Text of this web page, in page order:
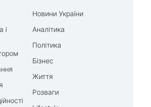
і
Новини України
Аналітика
Політика
Бізнес
Життя
Розваги